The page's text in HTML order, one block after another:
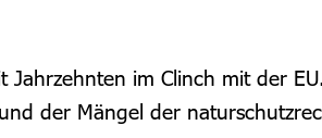
im Clinch mit der
der Mängel der